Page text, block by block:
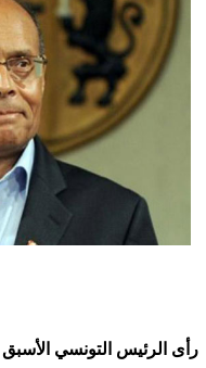
رأى الرئيس التونسي